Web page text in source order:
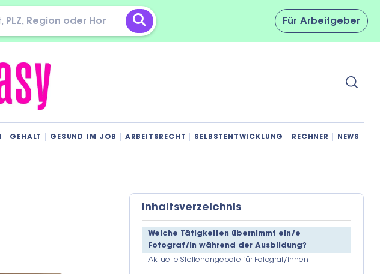
Für Arbeitgeber
GEHALT GESUND IM JOB ARBEITSRECHT SELBSTENTWICKLUNG RECHNER NEWS
Inhaltsverzeichnis
Welche Tätigkeiten übernimmt ein/e
Fotograf/in während der Ausbildung?
Aktuelle Stellenangebote für Fotograf/innen